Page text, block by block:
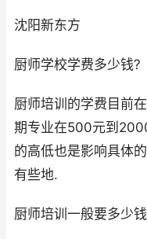
沈阳新东方
厨师学校学费多少钱?
厨师培训的学费目前
期专业在500元到
的高低也是影响具体
有些地.
厨师培训一般要多少